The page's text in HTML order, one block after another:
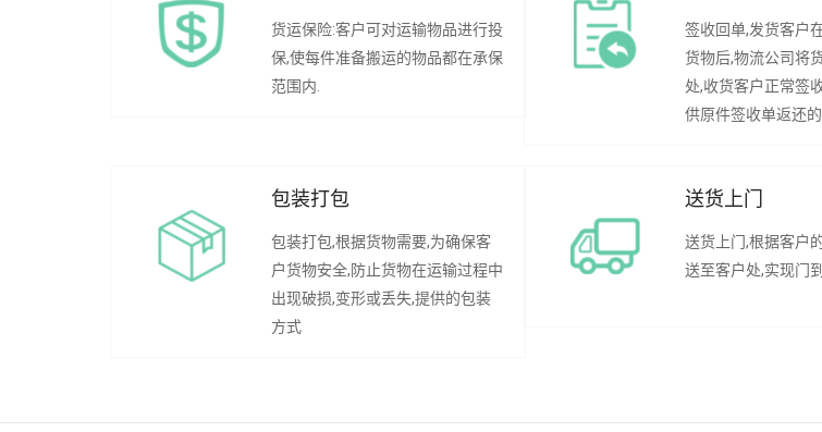
货运保险:客户可对运输物品进行投
保,使每件准备搬运的物品都在承保
范围内.
签收回单,发货客户
货物后,物流公司将
处,收货客户正常签
供原件签收单返还的
包装打包
包装打包,根据货物需要,为确保客
户货物安全,防止货物在运输过程中
出现破损,变形或丢失,提供的包装
方式
送货上门
送货上门,根据客户
送至客户处,实现门